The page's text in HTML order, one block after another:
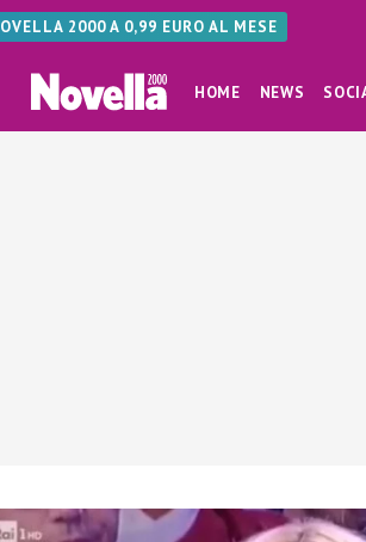
2000 A 0,99 EURO AL MESE
HOME NEWS